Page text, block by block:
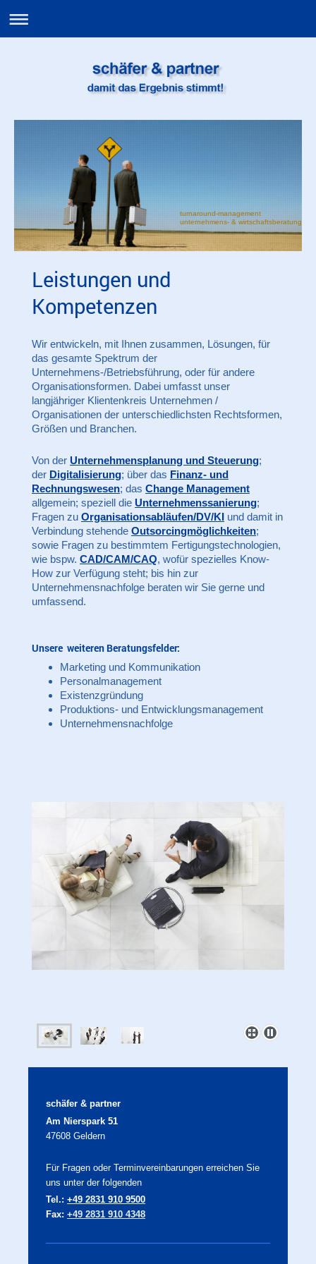
turnaround-management
unternehmens- & wirtschaftsberatung
Leistungen und
Kompetenzen
Wir entwickeln, mit Ihnen zusammen, Lösungen, für
das gesamte Spektrum der
Unternehmens-/Betriebsführung, oder für andere
Organisationsformen. Dabei umfasst unser
langjähriger Klientenkreis Unternehmen /
Organisationen der unterschiedlichsten Rechtsformen,
Größen und Branchen.
Von der Unternehmensplanung und Steuerung;
der Digitalisierung; über das Finanz- und
Rechnungswesen; das Change Management
allgemein; speziell die Unternehmenssanierung;
Fragen zu Organisationsabläufen/DV/KI und damit in
Verbindung stehende Outsorcingmöglichkeiten;
sowie Fragen zu bestimmtem Fertigungstechnologien,
wie bspw. CAD/CAM/CAQ, wofür spezielles Know-
How zur Verfügung steht; bis hin zur
Unternehmensnachfolge beraten wir Sie gerne und
umfassend.
Unsere weiteren Beratungsfelder:
Marketing und Kommunikation
Personalmanagement
Existenzgründung
Produktions- und Entwicklungsmanagement
Unternehmensnachfolge
schäfer & partner
Am Nierspark 51
47608 Geldern
Für Fragen oder Terminvereinbarungen erreichen Sie
uns unter der folgenden
Tel.: +49 2831 910 9500
Fax: +49 2831 910 4348